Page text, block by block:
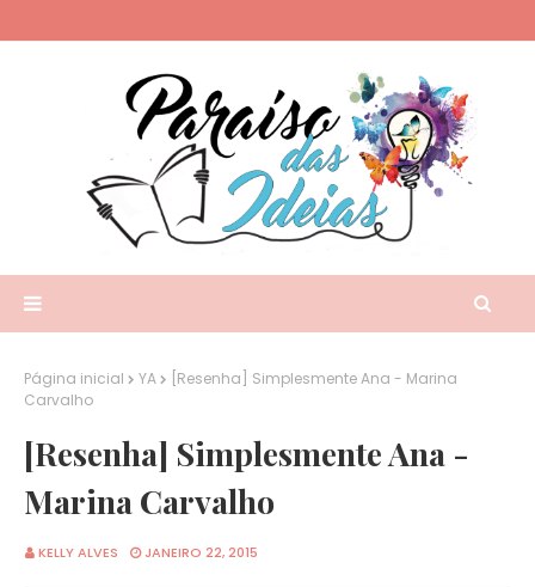
Página inicial YA
[Resenha] Simplesmente Ana - Marina
Carvalho
[Resenha] Simplesmente Ana -
Marina Carvalho
KELLY ALVES JANEIRO 22, 2015